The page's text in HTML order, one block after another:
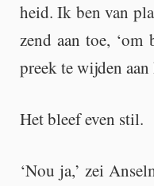
heid. Ik ben van
zend aan toe, ‘om
preek te wij­den
Het bleef even stil.
‘Nou ja,’ zei